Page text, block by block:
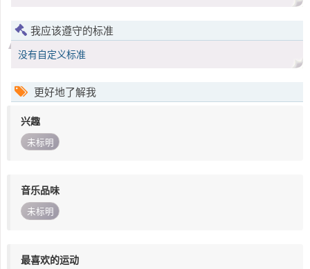
我应该遵守的标准
没有自定义标准
更好地了解我
兴趣
未标明
音乐品味
未标明
最喜欢的运动